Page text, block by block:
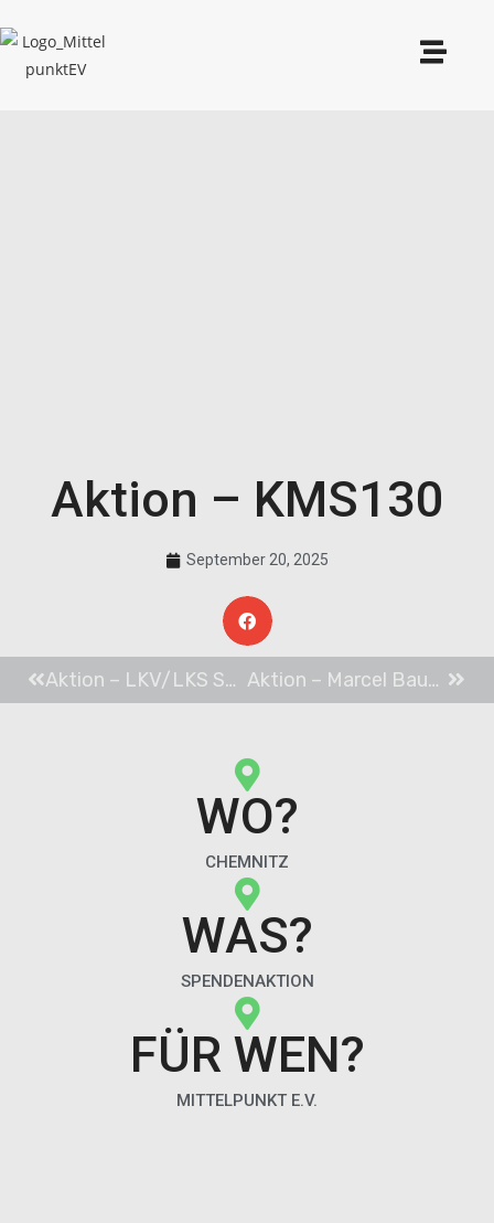
Aktion – KMS130
September 20, 2025
Aktion – LKV/LKS Spendenlauf Aktion – Marcel Bauer Friseure
WO?
CHEMNITZ
WAS?
SPENDENAKTION
FÜR WEN?
MITTELPUNKT E.V.